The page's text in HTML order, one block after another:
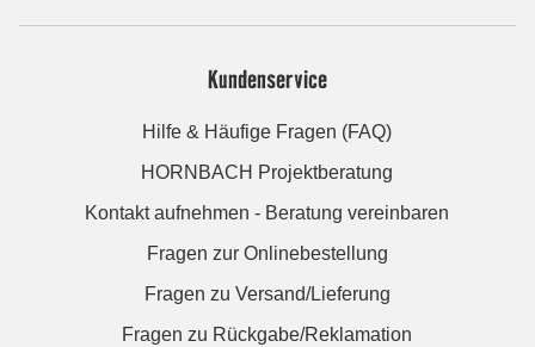
Kundenservice
Hilfe & Häufige Fragen (FAQ)
HORNBACH Projektberatung
Kontakt aufnehmen - Beratung vereinbaren
Fragen zur Onlinebestellung
Fragen zu Versand/Lieferung
Fragen zu Rückgabe/Reklamation